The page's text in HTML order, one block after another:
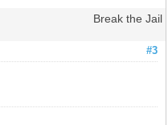
Break the Jail
#3